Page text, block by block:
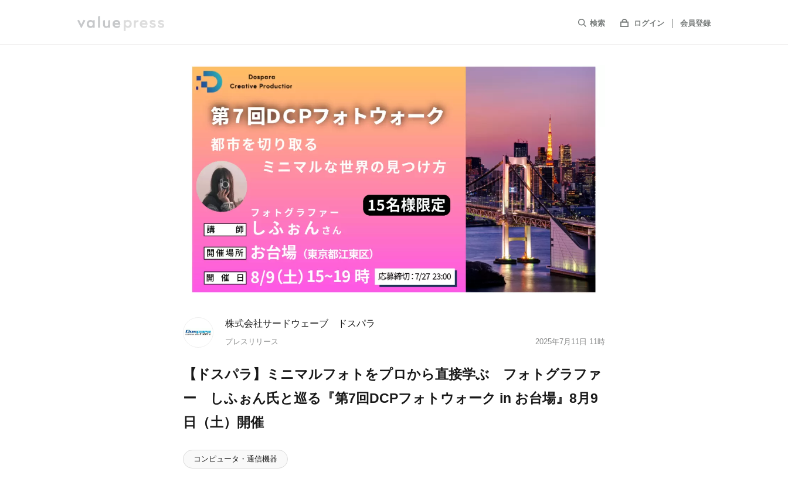
検索 ログイン 会員登録
株式会社サードウェーブ ドスパラ
プレスリリース 2025年7月11日 11時
【ドスパラ】ミニマルフォトをプロから直接学ぶ フォトグラファ
ー しふぉん氏と巡る『第7回DCPフォトウォーク in お台場』8月9
日（土）開催
コンピュータ・通信機器